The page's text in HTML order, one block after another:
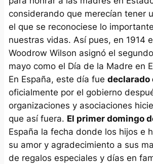
considerando que merecían tener
el que se reconociese lo
nuestras vidas. Así pues, en 1914
Woodrow Wilson asignó el
mayo como el Día de la Madre en
En España, este día fue declarado
oficialmente por el gobierno
organizaciones y asociaciones
que así fuera. El primer domingo
España la fecha donde los hijos e
su amor y agradecimiento a sus
de regalos especiales y días en